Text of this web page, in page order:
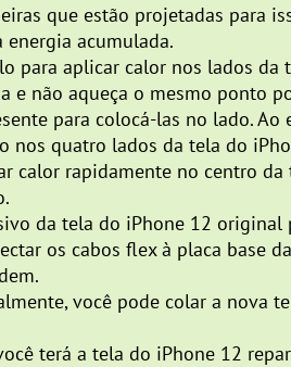
que estão projetadas para
acumulada.
para aplicar calor nos lados
e não aqueça o mesmo ponto
para colocá-las no lado.
nos quatro lados da tela do
calor rapidamente no centro
da tela do iPhone 12 original
os cabos flex à placa base
você pode colar a nova
terá a tela do iPhone 12